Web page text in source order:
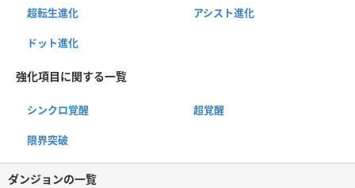
超転生進化 アシスト進化
ドット進化
強化項目に関する一覧
シンクロ覚醒 超覚醒
限界突破
ダンジョンの一覧